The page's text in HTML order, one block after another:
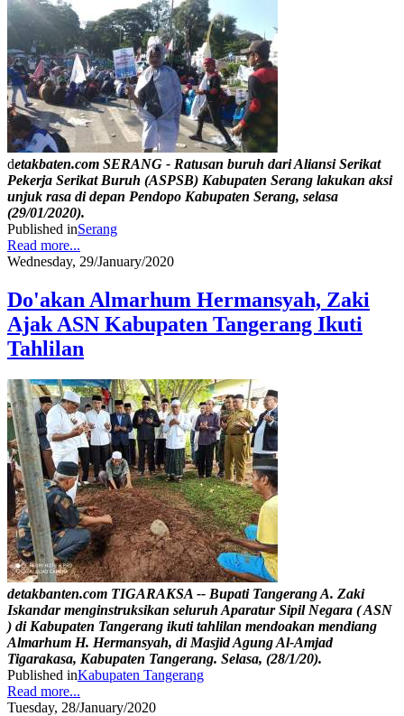
detakbaten.com SERANG - Ratusan buruh dari Aliansi Serikat
Pekerja Serikat Buruh (ASPSB) Kabupaten Serang lakukan aksi
unjuk rasa di depan Pendopo Kabupaten Serang, selasa
(29/01/2020).
Published inSerang
Read more...
Wednesday, 29/January/2020
Do'akan Almarhum Hermansyah, Zaki
Ajak ASN Kabupaten Tangerang Ikuti
Tahlilan
detakbanten.com TIGARAKSA -- Bupati Tangerang A. Zaki
Iskandar menginstruksikan seluruh Aparatur Sipil Negara ( ASN
) di Kabupaten Tangerang ikuti tahlilan mendoakan mendiang
Almarhum H. Hermansyah, di Masjid Agung Al-Amjad
Tigarakasa, Kabupaten Tangerang. Selasa, (28/1/20).
Published inKabupaten Tangerang
Read more...
Tuesday, 28/January/2020